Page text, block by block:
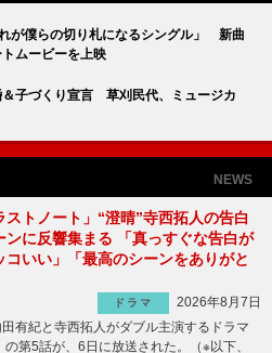
が僕らの切り札になるシングル」 新曲
ムービーを上映
子づくり宣言 草刈民代、ミュージカ
NEWS
ストノート」“澄晴”寺西拓人の告白
ンに反響集まる 「真っすぐな告白が
コいい」「最高のシーンをありがと
ドラマ
2026年8月7日
有紀と寺西拓人がダブル主演するドラマ
第5話が、6日に放送された。（※以下、